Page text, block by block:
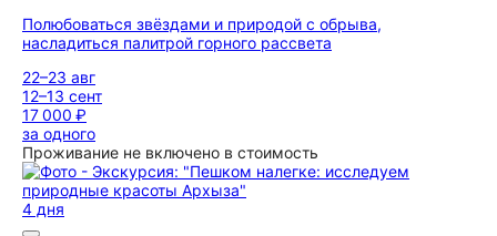
Полюбоваться звёздами и природой с обрыва,
насладиться палитрой горного рассвета
22–23 авг
12–13 сент
17 000 ₽
за одного
Проживание не включено в стоимость
4 дня